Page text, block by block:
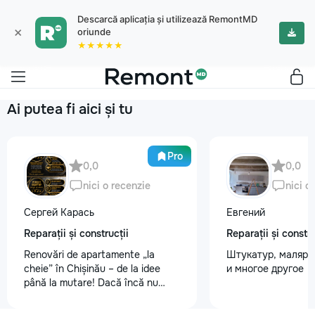
×
Descarcă aplicația și utilizează RemontMD
oriunde
★★★★★
Ai putea fi aici și tu
Pro
0,0
nici o recenzie
Сергей Карась
Reparații și construcții
Renovări de apartamente „la
cheie” în Chișinău – de la idee
până la mutare! Dacă încă nu
0,0
nici o
Евгений
Reparații și
Штукатур, маляр ,
и многое другое